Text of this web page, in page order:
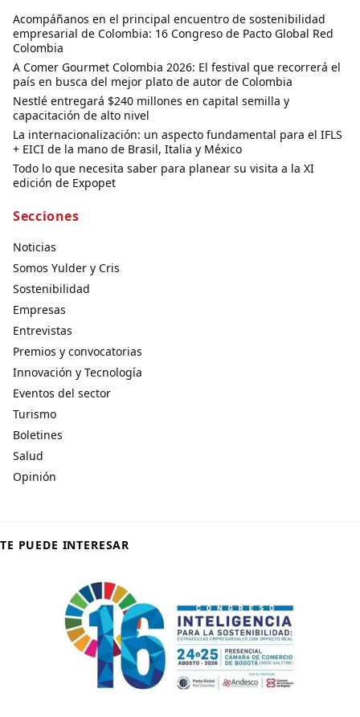
Acompáñanos en el principal encuentro de sostenibilidad
empresarial de Colombia: 16 Congreso de Pacto Global Red
Colombia
A Comer Gourmet Colombia 2026: El festival que recorrerá el
país en busca del mejor plato de autor de Colombia
Nestlé entregará $240 millones en capital semilla y
capacitación de alto nivel
La internacionalización: un aspecto fundamental para el IFLS
+ EICI de la mano de Brasil, Italia y México
Todo lo que necesita saber para planear su visita a la XI
edición de Expopet
Secciones
Noticias
Somos Yulder y Cris
Sostenibilidad
Empresas
Entrevistas
Premios y convocatorias
Innovación y Tecnología
Eventos del sector
Turismo
Boletines
Salud
Opinión
TE PUEDE INTERESAR